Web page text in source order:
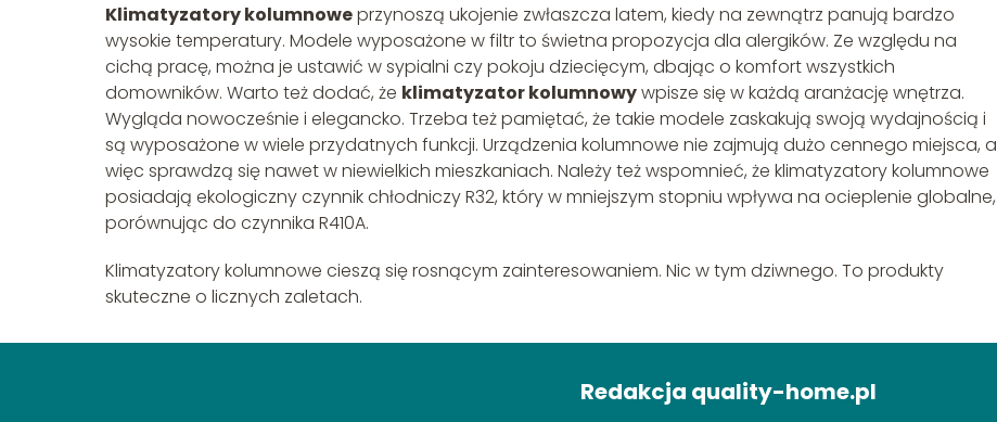
Klimatyzatory kolumnoweprzynoszą ukojenie zwłaszcza latem, kiedy na zewnątrz panują bardzo
wysokie temperatury. Modele wyposażone w filtr to świetna propozycja dla alergików. Ze względu na
cichą pracę, można je ustawić w sypialni czy pokoju dziecięcym, dbając o komfort wszystkich
domowników. Warto też dodać, że klimatyzator kolumnowywpisze się w każdą aranżację wnętrza.
Wygląda nowocześnie i elegancko. Trzeba też pamiętać, że takie modele zaskakują swoją wydajnością i
są wyposażone w wiele przydatnych funkcji. Urządzenia kolumnowe nie zajmują dużo cennego miejsca, a
więc sprawdzą się nawet w niewielkich mieszkaniach. Należy też wspomnieć, że klimatyzatory kolumnowe
posiadają ekologiczny czynnik chłodniczy R32, który w mniejszym stopniu wpływa na ocieplenie globalne,
porównując do czynnika R410A.
Klimatyzatory kolumnowe cieszą się rosnącym zainteresowaniem. Nic w tym dziwnego. To produkty
skuteczne o licznych zaletach.
Redakcja quality-home.pl